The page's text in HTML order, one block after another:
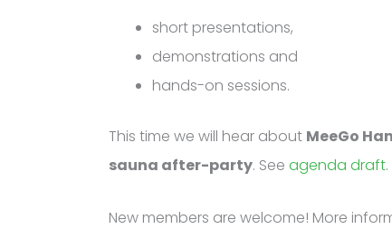
short presentations,
demonstrations and
hands-on sessions.
This time we will hear about MeeGo
sauna after-party. See agenda draft.
New members are welcome! More